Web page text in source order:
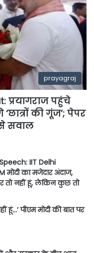
prayagraj
प्रयागराज पहुंचे
की गूंज’; पेपर
सवाल
IIT Delhi
का मजेदार अंदाज,
तो नहीं हूं, लेकिन कुछ तो
हूं…’ पीएम मोदी की बात पर